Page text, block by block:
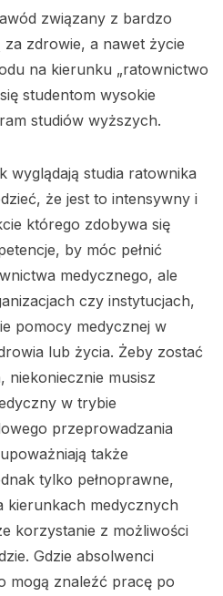
związany z bardzo
zdrowie, a nawet życie
na kierunku „ratownictwo
studentom wysokie
studiów wyższych.
wyglądają studia ratownika
że jest to intensywny i
którego zdobywa się
by móc pełnić
medycznego, ale
czy instytucjach,
pomocy medycznej w
lub życia. Żeby zostać
niekoniecznie musisz
w trybie
przeprowadzania
także
tylko pełnoprawne,
kierunkach medycznych
korzystanie z możliwości
Gdzie absolwenci
mogą znaleźć pracę po